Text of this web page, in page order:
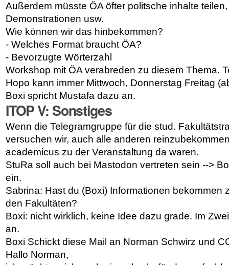
Außerdem müsste ÖA öfter politsche inhalte
Demonstrationen usw.
Wie können wir das hinbekommen?
- Welches Format braucht ÖA?
- Bevorzugte Wörterzahl
Workshop mit ÖA verabreden zu diesem Thema.
Hopo kann immer Mittwoch, Donnerstag Freitag
Boxi spricht Mustafa dazu an.
ITOP V: Sonstiges
Wenn die Telegramgruppe für die stud.
versuchen wir, auch alle anderen
academicus zu der Veranstaltung da waren.
StuRa soll auch bei Mastodon vertreten sein -->
ein.
Sabrina: Hast du (Boxi) Informationen bekommen
den Fakultäten?
Boxi: nicht wirklich, keine Idee dazu grade. Im
an.
Boxi Schickt diese Mail an Norman Schwirz und
Hallo Norman,